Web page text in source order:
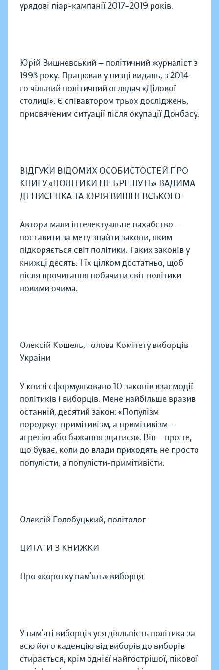
урядові піар-кампанії 2017–2019 років.
Юрій Вишневський — політичний журналіст з
1993 року. Працював у низці видань, з 2014-
го чільний політичний оглядач «Ділової
столиці». Є співавтором трьох досліджень,
присвяченим ситуації після окупації Донбасу.
ВІДГУКИ ВІДОМИХ ОСОБИСТОСТЕЙ ПРО
КНИГУ «ПОЛІТИКИ НЕ БРЕШУТЬ» ВАДИМА
ДЕНИСЕНКА ТА ЮРІЯ ВИШНЕВСЬКОГО
Автори мали інтелектуальне нахабство —
поставити за мету знайти закони, яким
підкоряється світ політики. Таких законів у
книжці десять. І їх цілком достатньо, щоб
після прочитання побачити світ політики
новими очима.
Олексій Кошель, голова Комітету виборців
Украіни
У книзі сформульовано 10 законів взаємодії
політиків і виборців. Мене найбільше вразив
останній, десятий закон: «Популізм
породжує примітивізм, а примітивізм —
агресію або бажання здатися». Він – про те,
що буває, коли до влади приходять не просто
популісти, а популісти-примітивісти.
Олексій Голобуцький, політолог
ЦИТАТИ З КНИЖКИ
Про «коротку пам’ять» виборця
У пам’яті виборців уся діяльність політика за
всю його каденцію від виборів до виборів
стирається, крім однієї найгострішої, пікової